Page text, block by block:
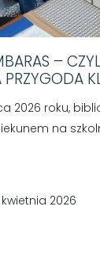
–
2026 roku,
na
2026